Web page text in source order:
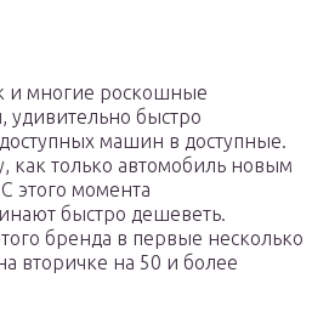
и многие роскошные
удивительно быстро
машин в доступные.
как только автомобиль новым
этого момента
быстро дешеветь.
бренда в первые несколько
вторичке на 50 и более